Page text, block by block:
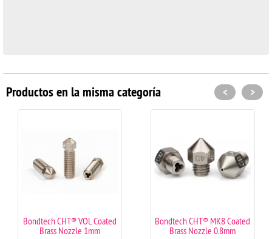
Productos en la misma categoría
Bondtech CHT® VOL Coated
Brass Nozzle 1mm
Bondtech CHT® MK8 Coated
Brass Nozzle 0.8mm
< >